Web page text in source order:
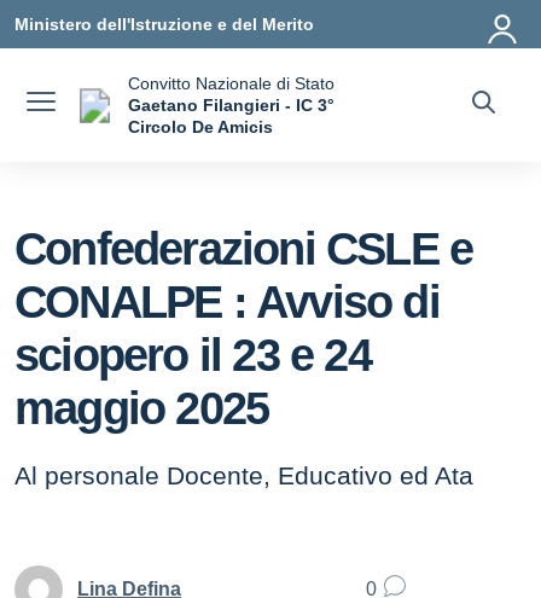
Ministero dell'Istruzione e del Merito
Convitto Nazionale di Stato
Gaetano Filangieri - IC 3°
Circolo De Amicis
Confederazioni CSLE e
CONALPE : Avviso di
sciopero il 23 e 24
maggio 2025
Al personale Docente, Educativo ed Ata
Lina Defina 0